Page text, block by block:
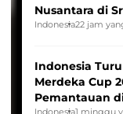
Nusantara di
Indonesia22 jam
Indonesia
Merdeka Cup
Pemantauan di
Indonesia1 minggu